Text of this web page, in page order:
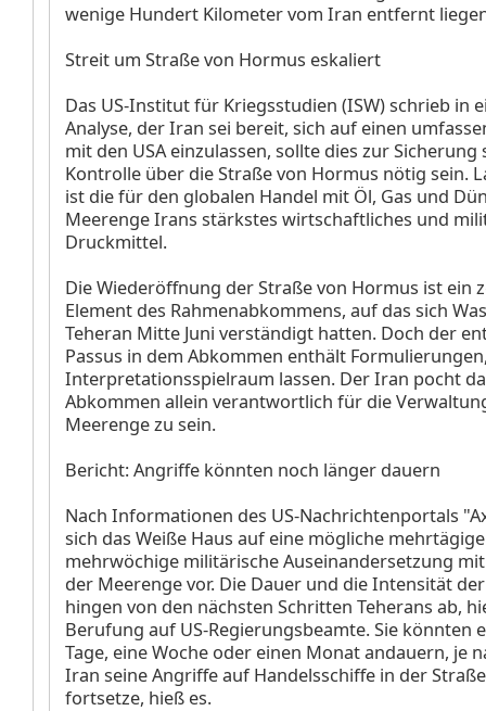
wenige Hundert Kilometer vom Iran entfernt
Streit um Straße von Hormus eskaliert
Das US-Institut für Kriegsstudien (ISW) schrieb in
Analyse, der Iran sei bereit, sich auf einen
mit den USA einzulassen, sollte dies zur Sicherung
Kontrolle über die Straße von Hormus nötig sein.
ist die für den globalen Handel mit Öl, Gas und
Meerenge Irans stärkstes wirtschaftliches und
Druckmittel.
Die Wiederöffnung der Straße von Hormus ist ein
Element des Rahmenabkommens, auf das sich
Teheran Mitte Juni verständigt hatten. Doch der
Passus in dem Abkommen enthält
Interpretationsspielraum lassen. Der Iran pocht
Abkommen allein verantwortlich für die
Meerenge zu sein.
Bericht: Angriffe könnten noch länger dauern
Nach Informationen des US-Nachrichtenportals
sich das Weiße Haus auf eine mögliche
mehrwöchige militärische Auseinandersetzung
der Meerenge vor. Die Dauer und die Intensität
hingen von den nächsten Schritten Teherans ab,
Berufung auf US-Regierungsbeamte. Sie könnten
Tage, eine Woche oder einen Monat andauern, je
Iran seine Angriffe auf Handelsschiffe in der
fortsetze, hieß es.